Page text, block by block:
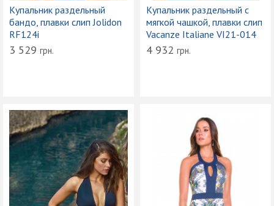
Купальник раздельный
бандо, плавки слип Jolidon
RF124i
3 529 грн.
Купальник раздельный с
мягкой чашкой, плавки слип
Vacanze Italiane VI21-014
4 932 грн.